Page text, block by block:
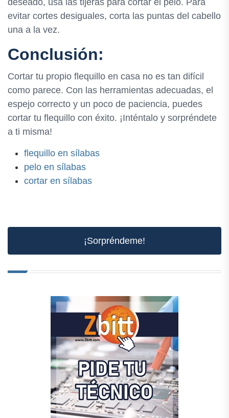
deseado, usa las tijeras para cortar el pelo. Para
evitar cortes desiguales, corta las puntas del cabello
una a la vez.
Conclusión:
Cortar tu propio flequillo en casa no es tan difícil
como parece. Con las herramientas adecuadas, el
espejo correcto y un poco de paciencia, puedes
cortar tu flequillo con éxito. ¡Inténtalo y sorpréndete
a ti misma!
flequillo en sílabas
pelo en sílabas
cortar en sílabas
¡Sorpréndeme!